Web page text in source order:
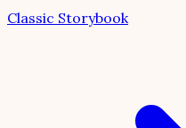
Classic Storybook